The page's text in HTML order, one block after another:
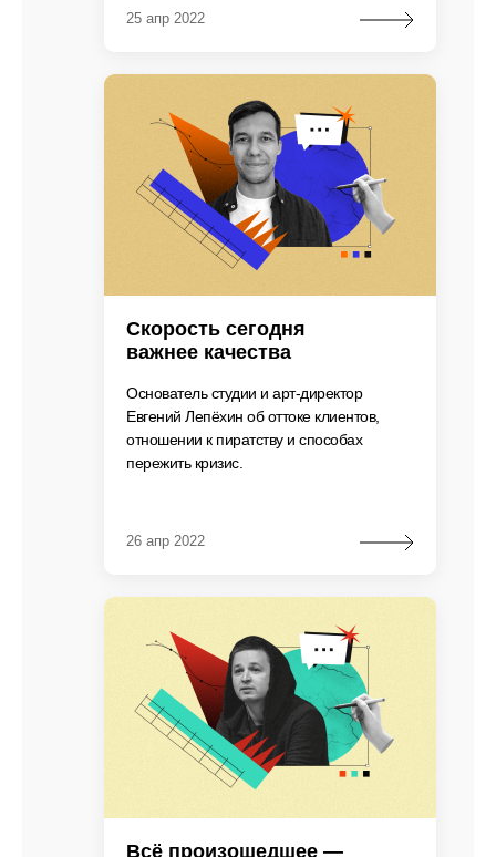
Скорость сегодня
важнее качества
Основатель студии и арт-директор
Евгений Лепёхин об оттоке клиентов,
отношении к пиратству и способах
пережить кризис.
26 апр 2022
25 апр 2022
Всё произошедшее —